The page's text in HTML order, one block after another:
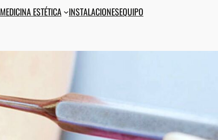
MEDICINA ESTÉTICA INSTALACIONESEQUIPO